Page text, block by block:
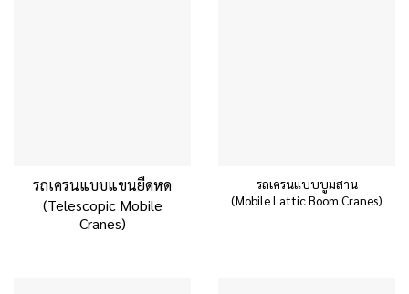
รถเครนแบบแขนยืดหด
(Telescopic Mobile
Cranes)
รถเครนแบบบูมสาน
(Mobile Lattic Boom Cranes)